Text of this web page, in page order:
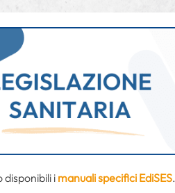
disponibili imanuali specifici EdiSES.